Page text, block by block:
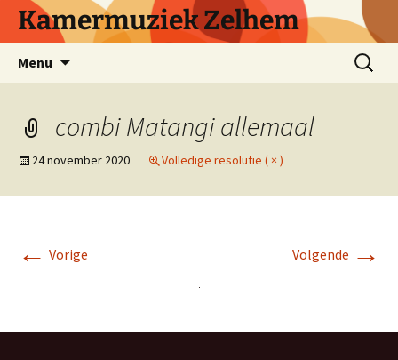
naarKamermuziek Zelhem
Menu
Zoeken
naar:
combi Matangi allemaal
24 november 2020 Volledige resolutie ( × )
← Vorige Volgende →